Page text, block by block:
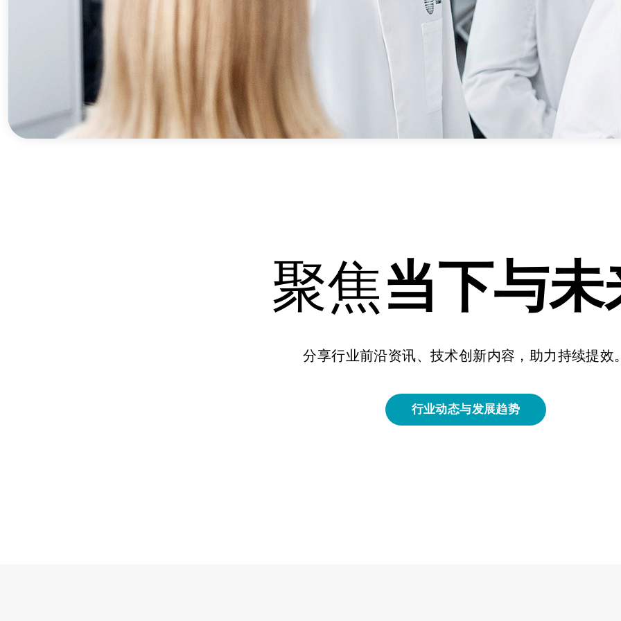
聚焦当下与未
分享行业前沿资讯、技术创新内容，助力持续提效
行业动态与发展趋势